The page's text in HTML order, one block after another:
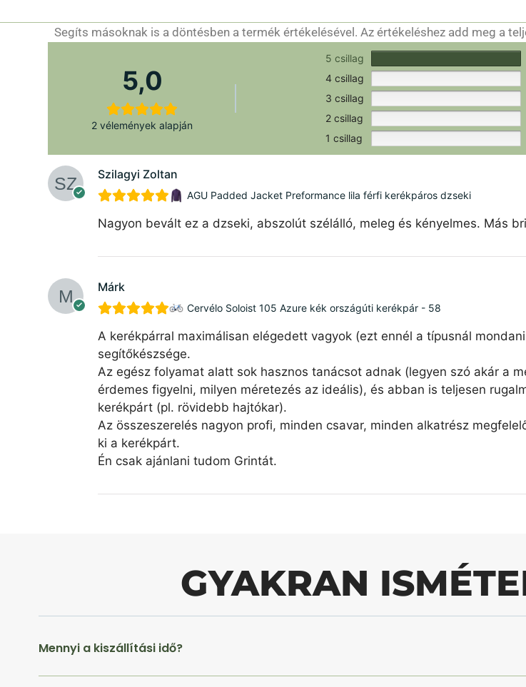
Értékeld a
Segíts másoknak is a döntésben a termék értékelésével. Az értékeléshez add meg a
csak a hitelesítéshez
5,0
2 vélemények alapján
5 csillag
4 csillag
3 csillag
2 csillag
1 csillag
Szilagyi Zoltan
AGU Padded Jacket Preformance lila férfi kerékpáros dzseki
Nagyon bevált ez a dzseki, abszolút szélálló, meleg és kényelmes. Más
Márk
Cervélo Soloist 105 Azure kék országúti kerékpár - 58
A kerékpárral maximálisan elégedett vagyok (ezt ennél a típusnál
segítőkészsége.
Az egész folyamat alatt sok hasznos tanácsot adnak (legyen szó akár a
érdemes figyelni, milyen méretezés az ideális), és abban is teljesen
kerékpárt (pl. rövidebb hajtókar).
Az összeszerelés nagyon profi, minden csavar, minden alkatrész
ki a kerékpárt.
Én csak ajánlani tudom Grintát.
GYAKRAN
Mennyi a kiszállítási idő?